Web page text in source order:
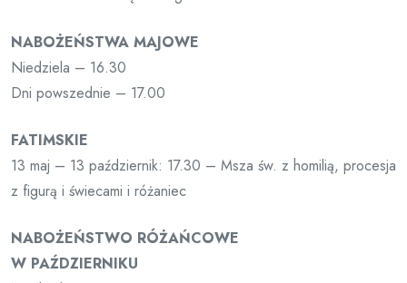
NABOŻEŃSTWA MAJOWE
Niedziela – 16.30
Dni powszednie – 17.00
FATIMSKIE
13 maj – 13 październik: 17.30 – Msza św. z homilią, procesja
z figurą i świecami i różaniec
NABOŻEŃSTWO RÓŻAŃCOWE
W PAŹDZIERNIKU